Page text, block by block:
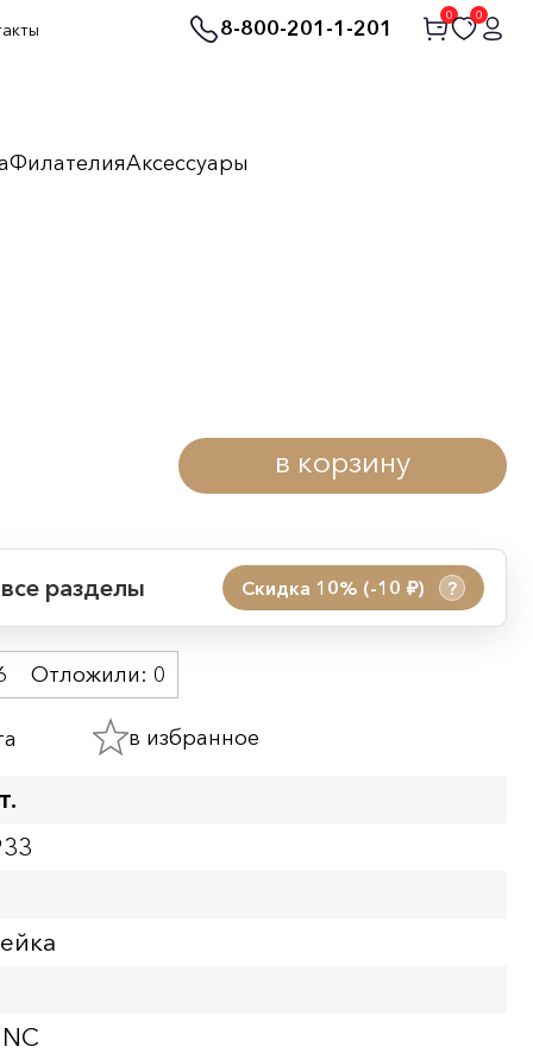
8-800-201-1-201
0 0
ФилателияАксессуары
в корзину
разделы Скидка 10% (-10 руб.) ?
Отложили: 0
в избранное